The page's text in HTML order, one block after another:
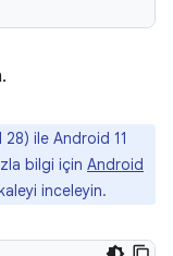
28) ile Android 11
bilgi için Android
inceleyin.